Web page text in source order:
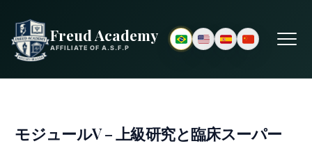
Freud Academy
AFFILIATE OF A.S.F.P
モジュールV – 上級研究と臨床スーパー